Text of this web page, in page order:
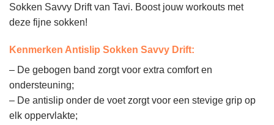
Sokken Savvy Drift van Tavi. Boost jouw workouts met
deze fijne sokken!
Kenmerken Antislip Sokken Savvy Drift:
– De gebogen band zorgt voor extra comfort en
ondersteuning;
– De antislip onder de voet zorgt voor een stevige grip op
elk oppervlakte;